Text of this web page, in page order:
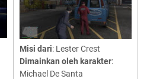
Misi dari: Lester Crest
Dimainkan oleh karakter:
Michael De Santa